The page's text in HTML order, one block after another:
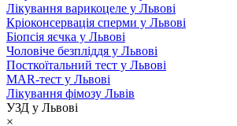
Лікування варикоцеле у Львові
Кріоконсервація сперми у Львові
Біопсія яєчка у Львові
Чоловіче безпліддя у Львові
Посткоїтальний тест у Львові
MAR-тест у Львові
Лікування фімозу Львів
УЗД у Львові
×